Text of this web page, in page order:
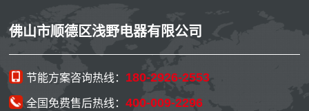
佛山市顺德区浅野电器有限公司
节能方案咨询热线： 180-2926-2553
全国免费售后热线：400-009-2296